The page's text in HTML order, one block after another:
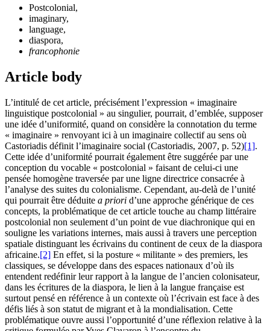
Postcolonial,
imaginary,
language,
diaspora,
francophonie
Article body
L’intitulé de cet article, précisément l’expression « imaginaire
linguistique postcolonial » au singulier, pourrait, d’emblée, supposer
une idée d’uniformité, quand on considère la connotation du terme
« imaginaire » renvoyant ici à un imaginaire collectif au sens où
Castoriadis définit l’imaginaire social (Castoriadis, 2007, p. 52)[1].
Cette idée d’uniformité pourrait également être suggérée par une
conception du vocable « postcolonial » faisant de celui-ci une
pensée homogène traversée par une ligne directrice consacrée à
l’analyse des suites du colonialisme. Cependant, au-delà de l’unité
qui pourrait être déduite a priori d’une approche générique de ces
concepts, la problématique de cet article touche au champ littéraire
postcolonial non seulement d’un point de vue diachronique qui en
souligne les variations internes, mais aussi à travers une perception
spatiale distinguant les écrivains du continent de ceux de la diaspora
africaine.[2] En effet, si la posture « militante » des premiers, les
classiques, se développe dans des espaces nationaux d’où ils
entendent redéfinir leur rapport à la langue de l’ancien colonisateur,
dans les écritures de la diaspora, le lien à la langue française est
surtout pensé en référence à un contexte où l’écrivain est face à des
défis liés à son statut de migrant et à la mondialisation. Cette
problématique ouvre aussi l’opportunité d’une réflexion relative à la